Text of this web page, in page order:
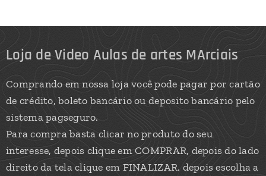
Loja de Video Aulas de artes MArciais
Comprando em nossa loja você pode pagar por cartão
de crédito, boleto bancário ou deposito bancário pelo
sistema pagseguro.
Para compra basta clicar no produto do seu
interesse, depois clique em COMPRAR, depois do lado
direito da tela clique em FINALIZAR. depois escolha a